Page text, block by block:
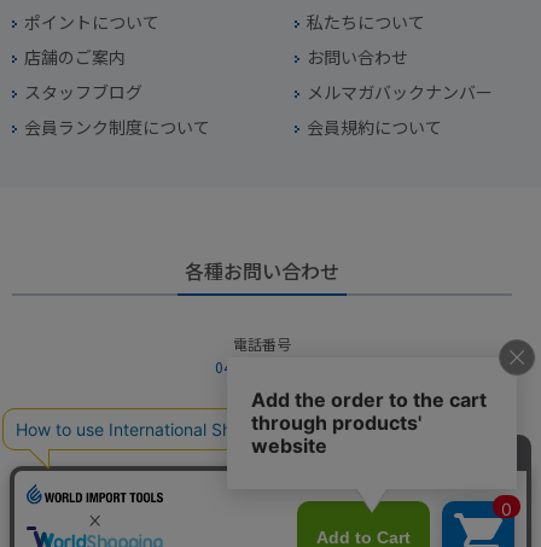
ポイントについて
私たちについて
店舗のご案内
お問い合わせ
スタッフブログ
メルマガバックナンバー
会員ランク制度について
会員規約について
各種お問い合わせ
電話番号
045-949-2451
営業時間
10：00～19：00